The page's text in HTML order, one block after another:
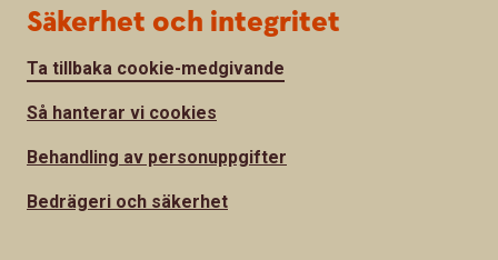
Säkerhet och integritet
Ta tillbaka cookie-medgivande
Så hanterar vi cookies
Behandling av personuppgifter
Bedrägeri och säkerhet